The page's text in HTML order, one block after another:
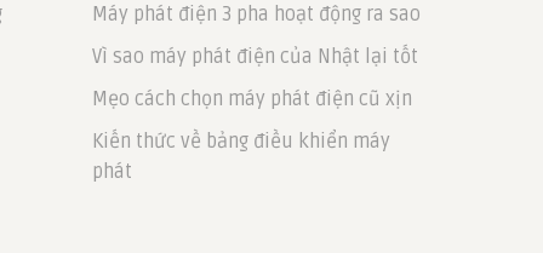
Máy phát điện 3 pha hoạt động ra sao
Vì sao máy phát điện của Nhật lại tốt
Mẹo cách chọn máy phát điện cũ xịn
Kiến thức về bảng điều khiển máy
phát